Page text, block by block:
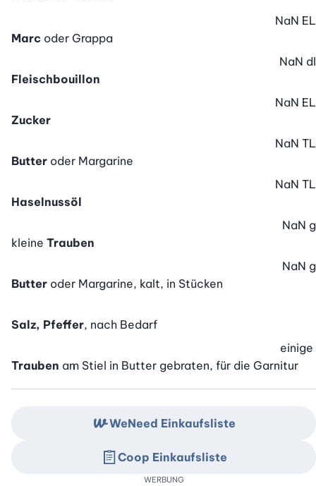
Marc oder Grappa
NaN EL
Fleischbouillon
NaN dl
Zucker
NaN EL
Butter oder Margarine
NaN TL
Haselnussöl
NaN TL
kleine Trauben
NaN g
Butter oder Margarine, kalt, in Stücken
NaN g
Salz, Pfeffer, nach Bedarf
Trauben am Stiel in Butter gebraten, für die Garnitur
einige
WeNeed Einkaufsliste
Coop Einkaufsliste
WERBUNG